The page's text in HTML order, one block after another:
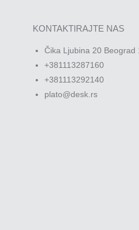
KONTAKTIRAJTE NAS
Čika Ljubina 20 Beograd
+381113287160
+381113292140
plato@desk.rs